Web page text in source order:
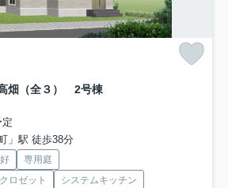
畑（全３） 2号棟
」駅 徒歩38分
専用庭
ロゼット
システムキッチン